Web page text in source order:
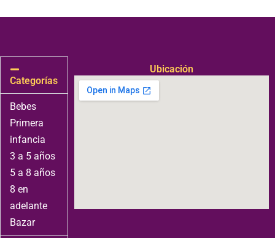
Categorías
Bebes
Primera
infancia
3 a 5 años
5 a 8 años
8 en
adelante
Bazar
Ubicación